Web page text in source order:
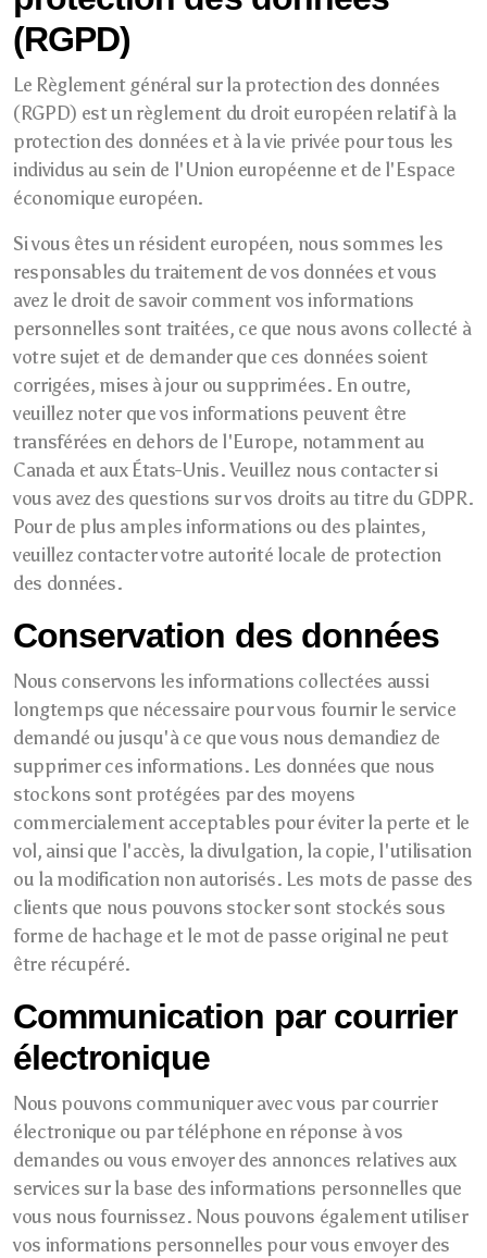
(RGPD)
Le Règlement général sur la protection des données
(RGPD) est un règlement du droit européen relatif à la
protection des données et à la vie privée pour tous les
individus au sein de l'Union européenne et de l'Espace
économique européen.
Si vous êtes un résident européen, nous sommes les
responsables du traitement de vos données et vous
avez le droit de savoir comment vos informations
personnelles sont traitées, ce que nous avons collecté à
votre sujet et de demander que ces données soient
corrigées, mises à jour ou supprimées. En outre,
veuillez noter que vos informations peuvent être
transférées en dehors de l'Europe, notamment au
Canada et aux États-Unis. Veuillez nous contacter si
vous avez des questions sur vos droits au titre du GDPR.
Pour de plus amples informations ou des plaintes,
veuillez contacter votre autorité locale de protection
des données.
Conservation des données
Nous conservons les informations collectées aussi
longtemps que nécessaire pour vous fournir le service
demandé ou jusqu'à ce que vous nous demandiez de
supprimer ces informations. Les données que nous
stockons sont protégées par des moyens
commercialement acceptables pour éviter la perte et le
vol, ainsi que l'accès, la divulgation, la copie, l'utilisation
ou la modification non autorisés. Les mots de passe des
clients que nous pouvons stocker sont stockés sous
forme de hachage et le mot de passe original ne peut
être récupéré.
Communication par courrier
électronique
Nous pouvons communiquer avec vous par courrier
électronique ou par téléphone en réponse à vos
demandes ou vous envoyer des annonces relatives aux
services sur la base des informations personnelles que
vous nous fournissez. Nous pouvons également utiliser
vos informations personnelles pour vous envoyer des